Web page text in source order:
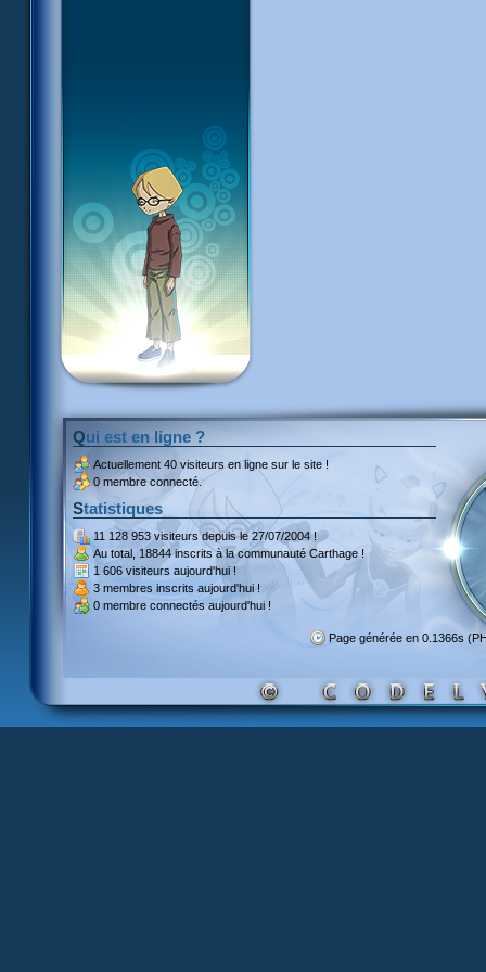
Qui est en ligne ?
Actuellement 40 visiteurs en ligne sur le site !
0 membre connecté.
Statistiques
11 128 953 visiteursdepuis le 27/07/2004 !
Au total, 18844 inscritsà la communauté Carthage !
1 606 visiteurs aujourd'hui !
3 membres inscrits aujourd'hui !
0 membre connectés aujourd'hui !
Page générée en 0.1366s